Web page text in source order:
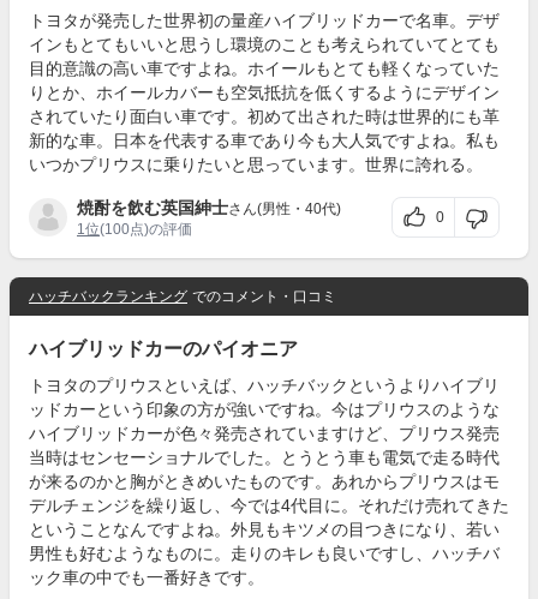
トヨタが発売した世界初の量産ハイブリッドカーで名車。デザ
インもとてもいいと思うし環境のことも考えられていてとても
目的意識の高い車ですよね。ホイールもとても軽くなっていた
りとか、ホイールカバーも空気抵抗を低くするようにデザイン
されていたり面白い車です。初めて出された時は世界的にも革
新的な車。日本を代表する車であり今も大人気ですよね。私も
いつかプリウスに乗りたいと思っています。世界に誇れる。
焼酎を飲む英国紳士さん(男性・40代)
1位(100点)の評価
0
ハッチバックランキング でのコメント・口コミ
ハイブリッドカーのパイオニア
トヨタのプリウスといえば、ハッチバックというよりハイブリ
ッドカーという印象の方が強いですね。今はプリウスのような
ハイブリッドカーが色々発売されていますけど、プリウス発売
当時はセンセーショナルでした。とうとう車も電気で走る時代
が来るのかと胸がときめいたものです。あれからプリウスはモ
デルチェンジを繰り返し、今では4代目に。それだけ売れてきた
ということなんですよね。外見もキツメの目つきになり、若い
男性も好むようなものに。走りのキレも良いですし、ハッチバ
ック車の中でも一番好きです。